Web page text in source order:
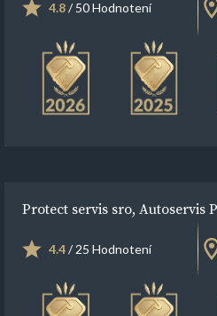
4.8/ 50 Hodnotení
Protect servis sro, Autoservis
4.4/ 25 Hodnotení